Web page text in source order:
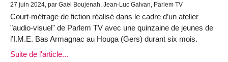
27 juin 2024, par Gaël Boujenah, Jean-Luc Galvan, Parlem TV
Court-métrage de fiction réalisé dans le cadre d’un atelier
"audio-visuel" de Parlem TV avec une quinzaine de jeunes de
l’I.M.E. Bas Armagnac au Houga (Gers) durant six mois.
Suite de l'article...